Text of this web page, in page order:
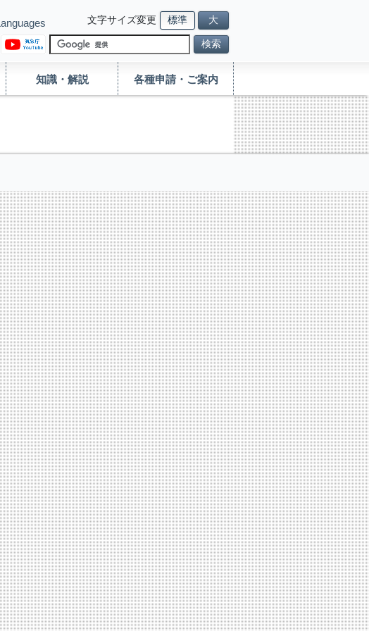
文字サイズ変更 標準 大
検索
知識・解説 各種申請・ご案内